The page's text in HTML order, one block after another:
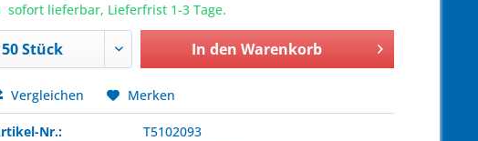
sofort lieferbar, Lieferfrist 1-3 Tage.
In den Warenkorb
Vergleichen Merken
Nr.:
T5102093